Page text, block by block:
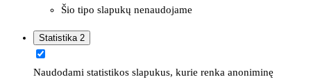
Šio tipo slapukų nenaudojame
Statistika 2
Naudodami statistikos slapukus, kurie renka anoniminę